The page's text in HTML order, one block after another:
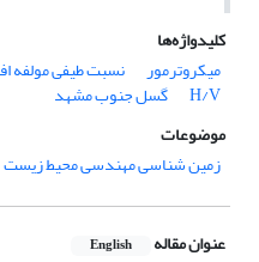
کلیدواژه‌ها
میکروترمور
نسبت طیفی مولفه
H/V
گسل جنوب مشهد
موضوعات
زمین شناسی مهندسی محیط زیست
عنوان مقاله English